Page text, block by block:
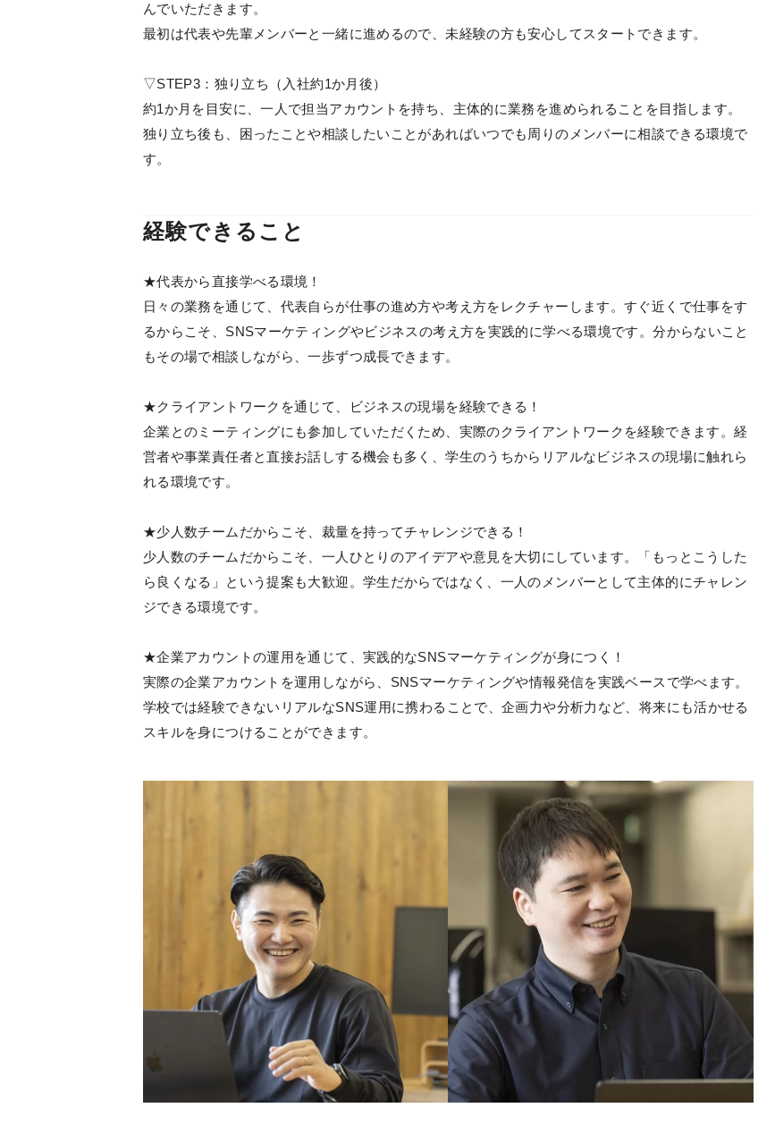
んでいただきます。
最初は代表や先輩メンバーと一緒に進めるので、未経験の方も安心してスタートできます。
▽STEP3：独り立ち（入社約1か月後）
約1か月を目安に、一人で担当アカウントを持ち、主体的に業務を進められることを目指します。
独り立ち後も、困ったことや相談したいことがあればいつでも周りのメンバーに相談できる環境で
す。
経験できること
★代表から直接学べる環境！
日々の業務を通じて、代表自らが仕事の進め方や考え方をレクチャーします。すぐ近くで仕事をす
るからこそ、SNSマーケティングやビジネスの考え方を実践的に学べる環境です。分からないこと
もその場で相談しながら、一歩ずつ成長できます。
★クライアントワークを通じて、ビジネスの現場を経験できる！
企業とのミーティングにも参加していただくため、実際のクライアントワークを経験できます。経
営者や事業責任者と直接お話しする機会も多く、学生のうちからリアルなビジネスの現場に触れら
れる環境です。
★少人数チームだからこそ、裁量を持ってチャレンジできる！
少人数のチームだからこそ、一人ひとりのアイデアや意見を大切にしています。「もっとこうした
ら良くなる」という提案も大歓迎。学生だからではなく、一人のメンバーとして主体的にチャレン
ジできる環境です。
★企業アカウントの運用を通じて、実践的なSNSマーケティングが身につく！
実際の企業アカウントを運用しながら、SNSマーケティングや情報発信を実践ベースで学べます。
学校では経験できないリアルなSNS運用に携わることで、企画力や分析力など、将来にも活かせる
スキルを身につけることができます。